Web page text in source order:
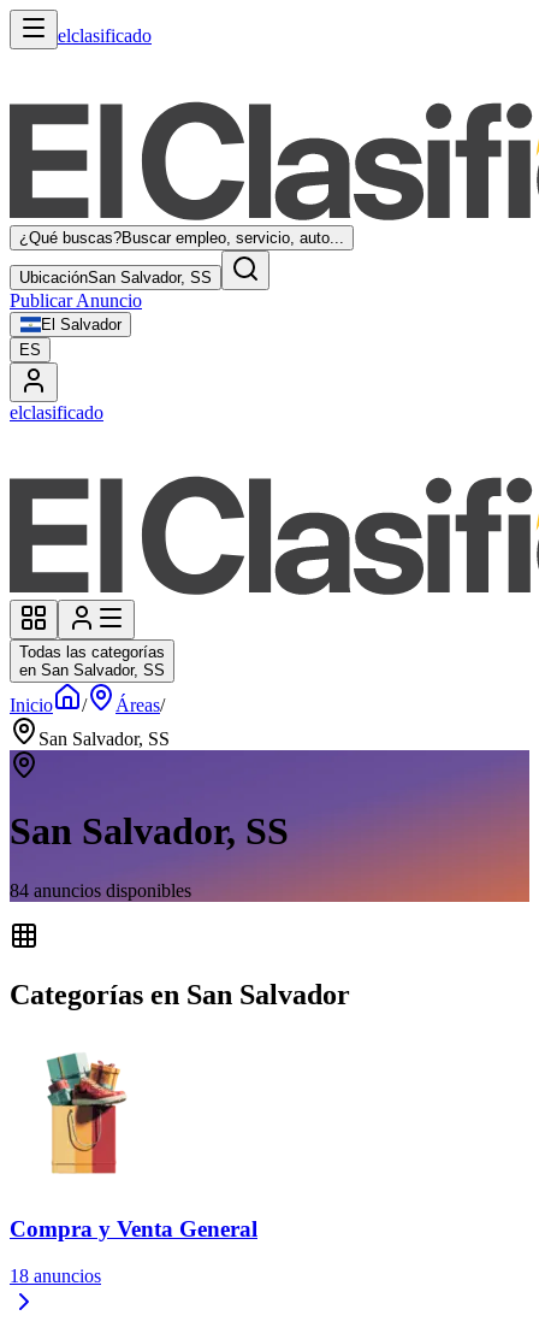
elclasificado
¿Qué buscas?Buscar empleo, servicio, auto...
UbicaciónSan Salvador, SS
Publicar Anuncio
El Salvador
ES
elclasificado
Todas las categorías
en San Salvador, SS
Inicio / Áreas/
San Salvador, SS
San Salvador, SS
84 anuncios disponibles
Categorías en San Salvador
Compra y Venta General
18 anuncios